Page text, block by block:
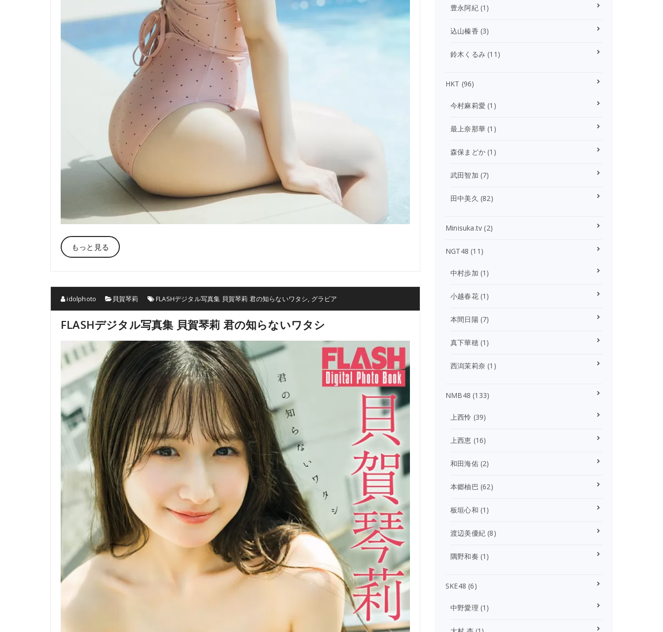
もっと見る
idolphoto 貝賀琴莉 FLASHデジタル写真集 貝賀琴莉 君の知らないワタシ, グラビア
FLASHデジタル写真集 貝賀琴莉 君の知らないワタシ
豊永阿紀(1)
込山榛香 (3)
鈴木くるみ (11)
HKT (96)
今村麻莉愛 (1)
最上奈那華 (1)
森保まどか (1)
武田智加 (7)
田中美久 (82)
Minisuka.tv (2)
NGT48 (11)
中村歩加 (1)
小越春花(1)
本間日陽(7)
真下華穂(1)
西潟茉莉奈 (1)
NMB48 (133)
上西怜 (39)
上西恵 (16)
和田海佑(2)
本郷柚巴 (62)
板垣心和 (1)
渡辺美優紀 (8)
隅野和奏 (1)
SKE48 (6)
中野愛理 (1)